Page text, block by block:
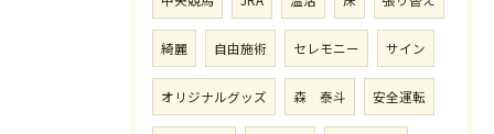
綺麗 自由施術 セレモニー サイン
オリジナルグッズ 森 泰斗 安全運転